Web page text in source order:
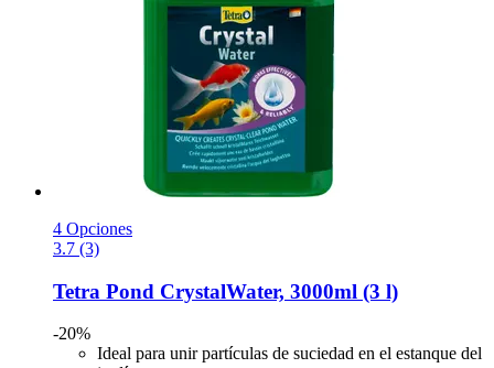
4 Opciones
3.7 (3)
Tetra Pond CrystalWater, 3000ml (3 l)
-20%
Ideal para unir partículas de suciedad en el estanque del